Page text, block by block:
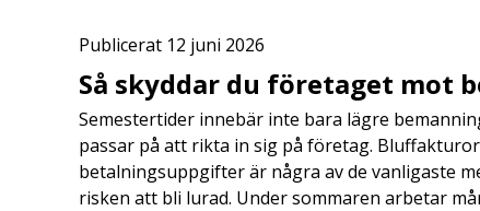
Publicerat 12 juni 2026
Så skyddar du företaget mot
Semestertider innebär inte bara lägre
passar på att rikta in sig på företag.
betalningsuppgifter är några av de vanligaste
risken att bli lurad. Under sommaren arbetar